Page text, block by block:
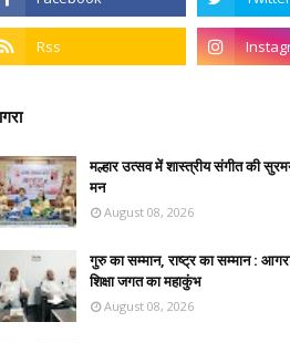
मल्हार उत्सव में शास्त्रीय संगीत की
मन
August 08, 2026
गुरु का सम्मान, राष्ट्र का सम्मान :
शिक्षा जगत का महाकुंभ
August 08, 2026